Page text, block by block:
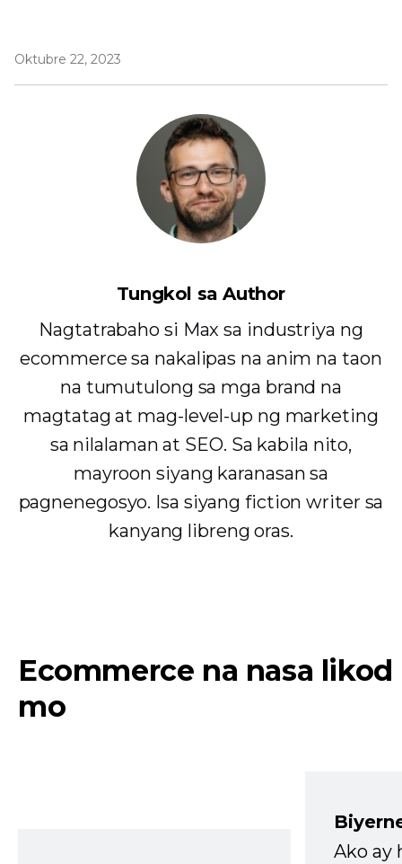
Oktubre 22, 2023
Tungkol sa Author
Nagtatrabaho si Max sa industriya ng
ecommerce sa nakalipas na anim na taon
na tumutulong sa mga brand na
magtatag at mag-level-up ng marketing
sa nilalaman at SEO. Sa kabila nito,
mayroon siyang karanasan sa
pagnenegosyo. Isa siyang fiction writer sa
kanyang libreng oras.
Ecommerce na nasa likod
mo
Ako ay